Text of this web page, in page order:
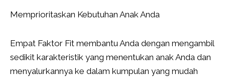
Memprioritaskan Kebutuhan Anak Anda
Empat Faktor Fit membantu Anda dengan mengambil
sedikit karakteristik yang menentukan anak Anda dan
menyalurkannya ke dalam kumpulan yang mudah